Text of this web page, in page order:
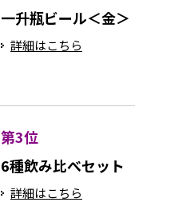
一升瓶ビール＜金＞
詳細はこちら
第3位
6種飲み比べセット
詳細はこちら